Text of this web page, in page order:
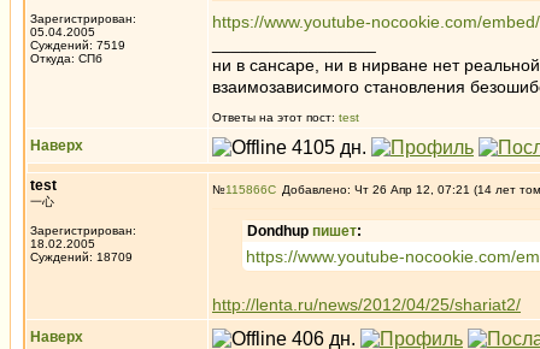
Зарегистрирован:
05.04.2005
Суждений: 7519
Откуда: СПб
https://www.youtube-nocookie.com/
ни в сансаре, ни в нирване нет
взаимозависимого становления
Ответы на этот пост: test
Наверх
test
一心
Зарегистрирован:
18.02.2005
Суждений: 18709
№115866 Добавлено: Чт 26 Апр 12, 07:21 (14 лет
Dondhup пишет:
https://www.youtube-nocookie.com/
http://lenta.ru/news/2012/04/25/shariat2/
Наверх